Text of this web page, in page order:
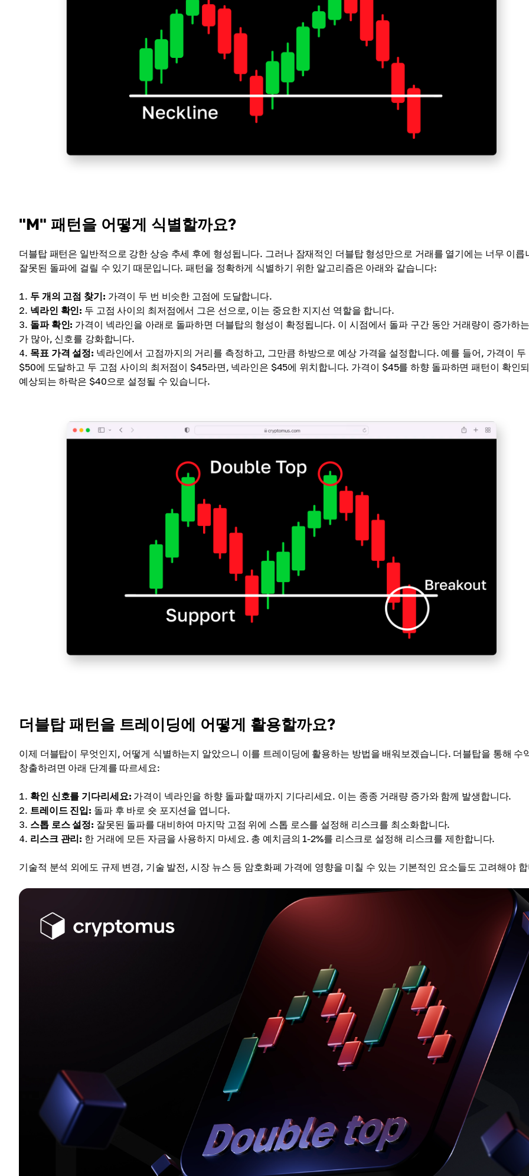
"M" 패턴을 어떻게 식별할까요?
더블탑 패턴은 일반적으로 강한 상승 추세 후에 형성됩니다. 그러나 잠재적인 더블탑 형성만으로 거래를 열기에는 너무 이릅
잘못된 돌파에 걸릴 수 있기 때문입니다. 패턴을 정확하게 식별하기 위한 알고리즘은 아래와 같습니다:
두 개의 고점 찾기: 가격이 두 번 비슷한 고점에 도달합니다.
넥라인 확인: 두 고점 사이의 최저점에서 그은 선으로, 이는 중요한 지지선 역할을 합니다.
돌파 확인: 가격이 넥라인을 아래로 돌파하면 더블탑의 형성이 확정됩니다. 이 시점에서 돌파 구간 동안 거래량이 증가하
가 많아, 신호를 강화합니다.
목표 가격 설정: 넥라인에서 고점까지의 거리를 측정하고, 그만큼 하방으로 예상 가격을 설정합니다. 예를 들어, 가격이 두
$50에 도달하고 두 고점 사이의 최저점이 $45라면, 넥라인은 $45에 위치합니다. 가격이 $45를 하향 돌파하면 패턴이 확인
예상되는 하락은 $40으로 설정될 수 있습니다.
더블탑 패턴을 트레이딩에 어떻게 활용할까요?
이제 더블탑이 무엇인지, 어떻게 식별하는지 알았으니 이를 트레이딩에 활용하는 방법을 배워보겠습니다. 더블탑을 통해 수
창출하려면 아래 단계를 따르세요:
확인 신호를 기다리세요: 가격이 넥라인을 하향 돌파할 때까지 기다리세요. 이는 종종 거래량 증가와 함께 발생합니다.
트레이드 진입: 돌파 후 바로 숏 포지션을 엽니다.
스톱 로스 설정: 잘못된 돌파를 대비하여 마지막 고점 위에 스톱 로스를 설정해 리스크를 최소화합니다.
리스크 관리: 한 거래에 모든 자금을 사용하지 마세요. 총 예치금의 1-2%를 리스크로 설정해 리스크를 제한합니다.
기술적 분석 외에도 규제 변경, 기술 발전, 시장 뉴스 등 암호화폐 가격에 영향을 미칠 수 있는 기본적인 요소들도 고려해야